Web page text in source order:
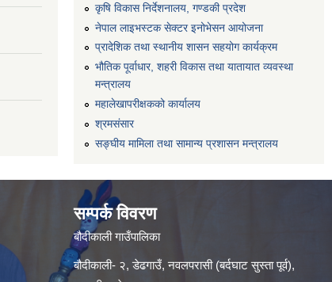
कृषि विकास निर्देशनालय, गण्डकी प्रदेश
नेपाल लाइभस्टक सेक्टर इनोभेसन आयोजना
प्रादेशिक तथा स्थानीय शासन सहयोग कार्यक्रम
भौतिक पूर्वाधार, शहरी विकास तथा यातायात व्यवस्था
मन्त्रालय
महालेखापरीक्षकको कार्यालय
श्रमसंसार
सङ्घीय मामिला तथा सामान्य प्रशासन मन्त्रालय
सम्पर्क विवरण
बौदीकाली गाउँपालिका
बौदीकाली- २, डेढगाउँ, नवलपरासी (बर्दघाट सुस्ता पूर्व),